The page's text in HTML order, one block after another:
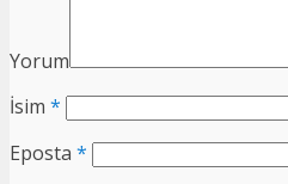
Yorum
İsim *
Eposta *